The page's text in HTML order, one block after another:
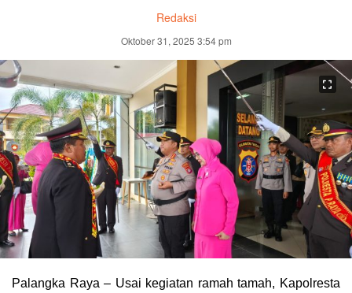
Redaksi
Oktober 31, 2025 3:54 pm
Palangka Raya – Usai kegiatan ramah tamah, Kapolresta